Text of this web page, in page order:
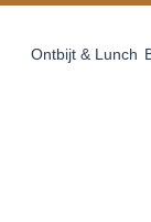
Ontbijt & Lunch